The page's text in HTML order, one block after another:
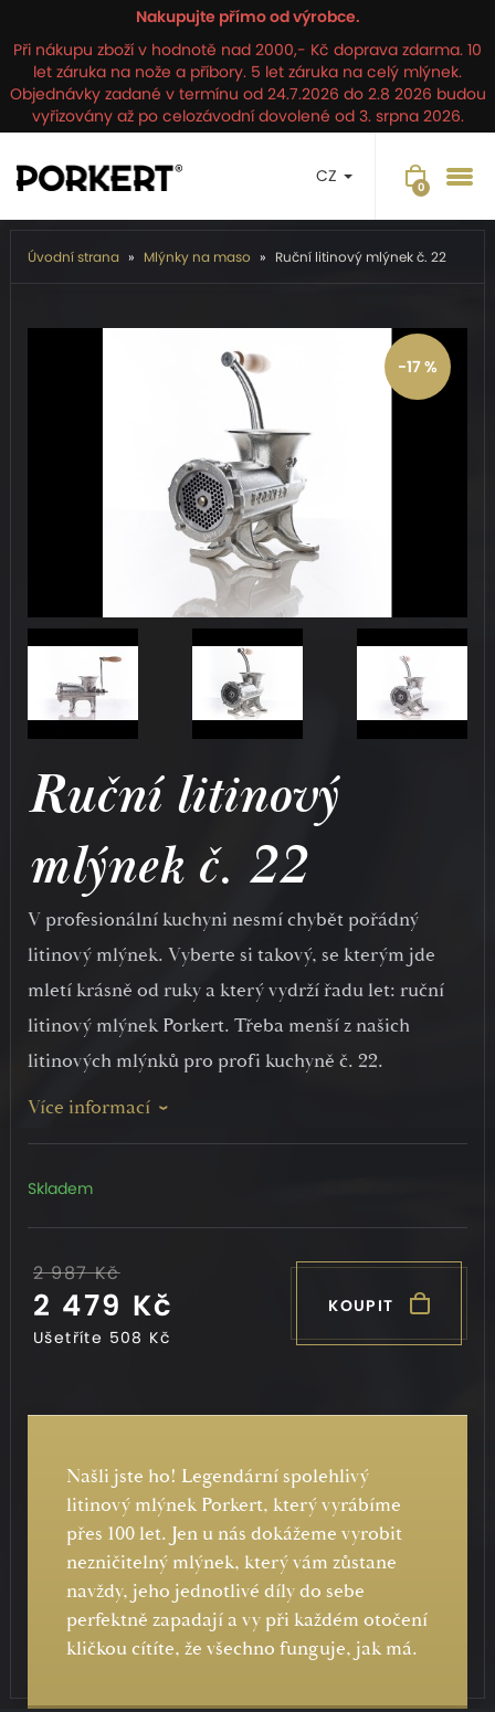
Nakupujte přímo od výrobce.
Při nákupu zboží v hodnotě nad 2000,- Kč doprava zdarma. 10
let záruka na nože a příbory. 5 let záruka na celý mlýnek.
Objednávky zadané v termínu od 24.7.2026 do 2.8 2026 budou
vyřizovány až po celozávodní dovolené od 3. srpna 2026.
CZ
Úvodní strana Mlýnky na maso Ruční litinový mlýnek č. 22
-17 %
Ruční litinový
mlýnek č. 22
V profesionální kuchyni nesmí chybět pořádný
litinový mlýnek. Vyberte si takový, se kterým jde
mletí krásně od ruky a který vydrží řadu let: ruční
litinový mlýnek Porkert. Třeba menší z našich
litinových mlýnků pro profi kuchyně č. 22.
Více informací
Skladem
2 987 Kč
2 479 Kč
Ušetříte 508 Kč
KOUPIT
Našli jste ho! Legendární spolehlivý
litinový mlýnek Porkert, který vyrábíme
přes 100 let. Jen u nás dokážeme vyrobit
nezničitelný mlýnek, který vám zůstane
navždy, jeho jednotlivé díly do sebe
perfektně zapadají a vy při každém otočení
kličkou cítíte, že všechno funguje, jak má.